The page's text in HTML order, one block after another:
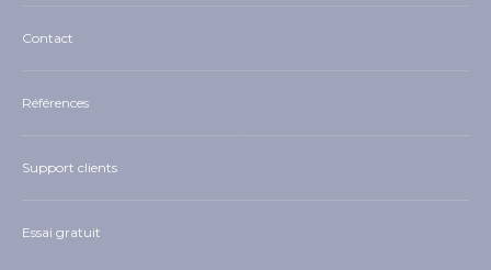
Contact
Références
Support clients
Essai gratuit